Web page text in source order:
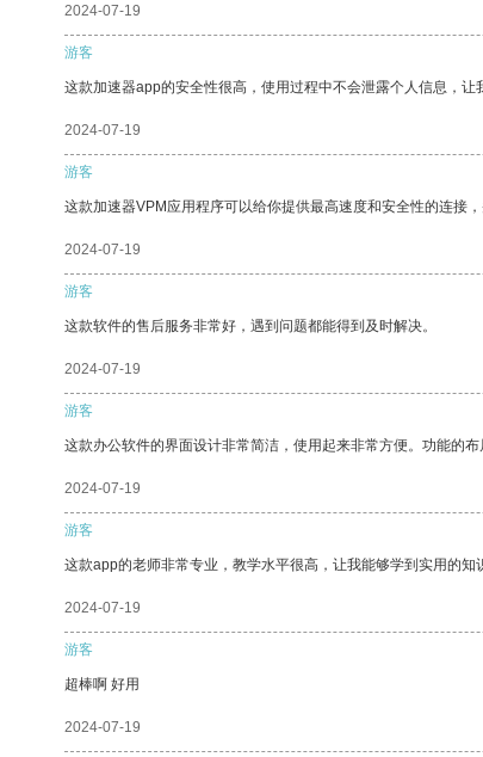
2024-07-19
游客
这款加速器app的安全性很高，使用过程中不会泄露个人信息，让
2024-07-19
游客
这款加速器VPM应用程序可以给你提供最高速度和安全性的连接，
2024-07-19
游客
这款软件的售后服务非常好，遇到问题都能得到及时解决。
2024-07-19
游客
这款办公软件的界面设计非常简洁，使用起来非常方便。功能的布
2024-07-19
游客
这款app的老师非常专业，教学水平很高，让我能够学到实用的知
2024-07-19
游客
超棒啊 好用
2024-07-19